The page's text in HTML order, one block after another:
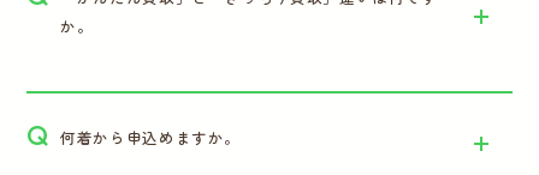
か。
Q 何着から申込めますか。